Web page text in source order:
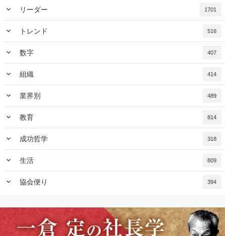
keyboard_arrow_down リーダー 1701
keyboard_arrow_down トレンド 516
keyboard_arrow_down 数字 407
keyboard_arrow_down 組織 414
keyboard_arrow_down 業界別 489
keyboard_arrow_down 教育 814
keyboard_arrow_down 成功哲学 318
keyboard_arrow_down 生活 809
keyboard_arrow_down 協会便り 394